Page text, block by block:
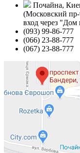
Почайна,
(Московский пр-
вход через "Дом
(093) 99-86-777
(066) 23-88-777
(067) 23-88-777